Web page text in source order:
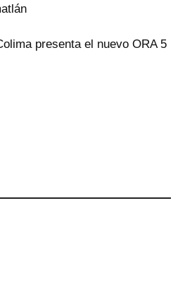
presenta el nuevo ORA 5